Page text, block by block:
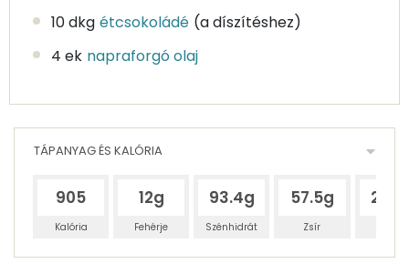
10 dkg étcsokoládé (a díszítéshez)
4 ek napraforgó olaj
TÁPANYAG ÉS KALÓRIA
905
Kalória
12g
Fehérje
93.4g
Szénhidrát
57.5g
Zsír